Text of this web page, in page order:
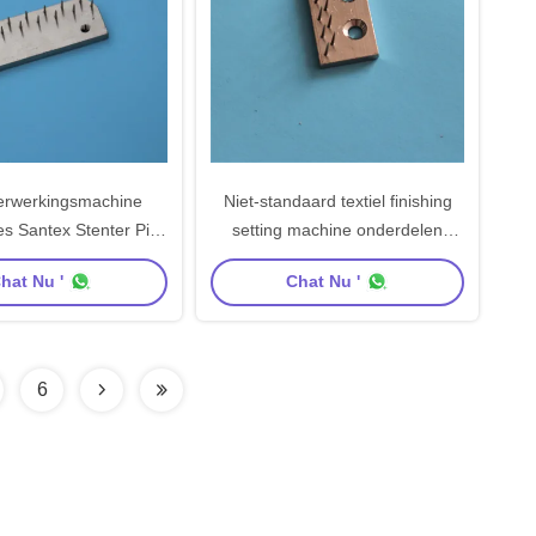
Santex Stenter Pin
plaat Carbon Steel
Naaldplaat
Nu '
Niet-standaard textiel finishing
setting machine onderdelen
stenter pin bar aangepast grootte
koper V3m naald
Chat Nu '
6